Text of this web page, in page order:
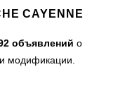
CAYENNE
объявлений о
модификации.